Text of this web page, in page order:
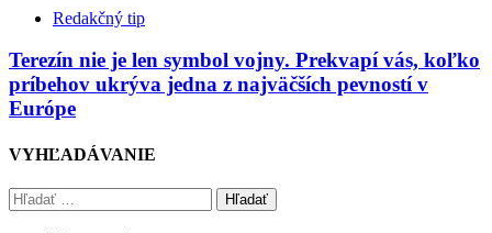
Redakčný tip
Terezín nie je len symbol vojny. Prekvapí vás, koľko
príbehov ukrýva jedna z najväčších pevností v
Európe
VYHĽADÁVANIE
Hľadať